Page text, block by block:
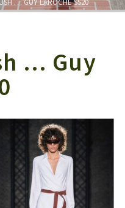
… GUY LAROCHE SS20
… Guy